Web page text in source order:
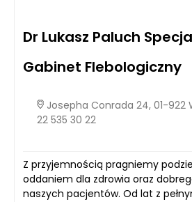
Dr Lukasz Paluch
Gabinet Flebologiczny
Josepha Conrada 24, 01-922
22 535 30 22
Z przyjemnością pragniemy
oddaniem dla zdrowia oraz
naszych pacjentów. Od lat z